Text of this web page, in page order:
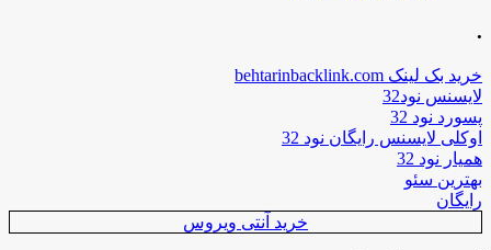
.
خرید بک لینک behtarinbacklink.com
لایسنس نود32
پسورد نود 32
اوکلی لایسنس رایگان نود 32
همیار نود 32
بهترین سئو
رایگان
خرید آنتی ویروس